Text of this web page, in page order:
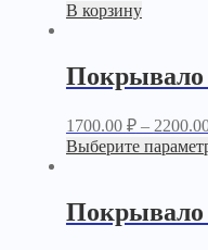
В корзину
1700.00 ₽–
Выберите
Покрывало